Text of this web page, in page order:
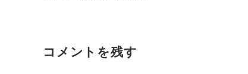
コメントを残す